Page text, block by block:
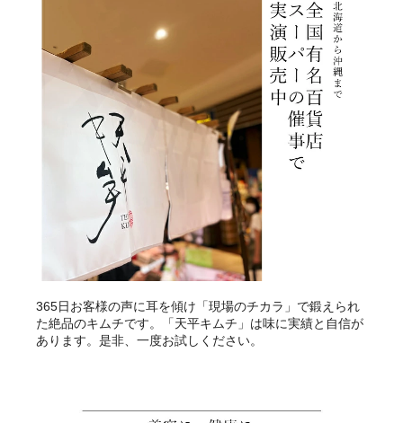
365日お客様の声に耳を傾け「現場のチカラ」で鍛えられ
た絶品のキムチです。「天平キムチ」は味に実績と自信が
あります。是非、一度お試しください。